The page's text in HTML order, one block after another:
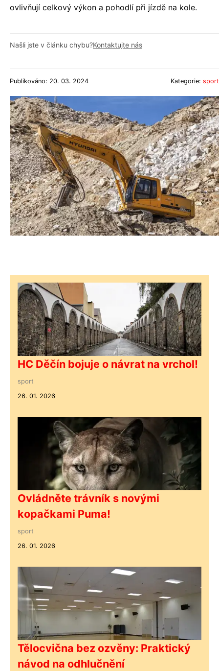
ovlivňují celkový výkon a pohodlí při jízdě na kole.
Našli jste v článku chybu?Kontaktujte nás
Publikováno: 20. 03. 2024 Kategorie: sport
HC Děčín bojuje o návrat na vrchol!
sport
26. 01. 2026
Ovládněte trávník s novými
kopačkami Puma!
sport
26. 01. 2026
Tělocvična bez ozvěny: Praktický
návod na odhlučnění